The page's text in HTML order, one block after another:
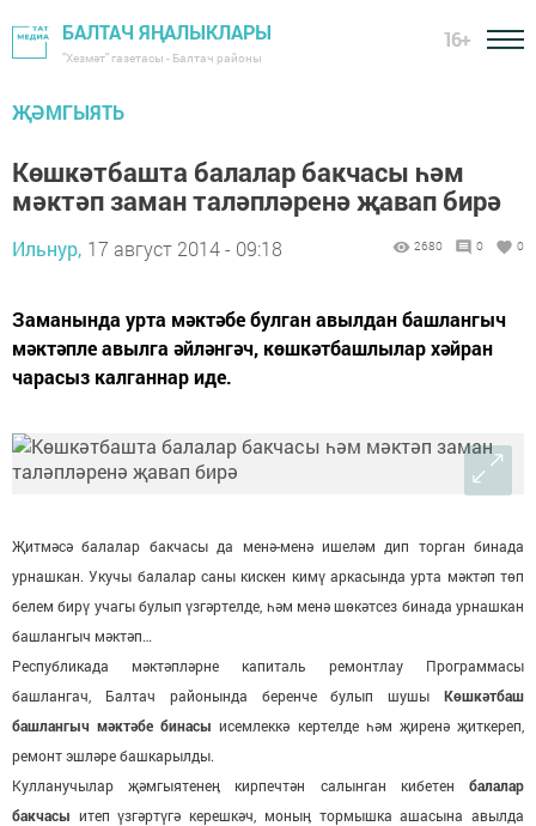
БАЛТАЧ ЯҢАЛЫКЛАРЫ
"Хезмәт" газетасы - Балтач районы
16+
ҖӘМГЫЯТЬ
Көшкәтбашта балалар бакчасы һәм
мәктәп заман таләпләренә җавап бирә
Ильнур, 17 август 2014 - 09:18 2680 0 0
Заманында урта мәктәбе булган авылдан башлангыч
мәктәпле авылга әйләнгәч, көшкәтбашлылар хәйран
чарасыз калганнар иде.
Җитмәсә балалар бакчасы да менә-менә ишеләм дип торган бинада
урнашкан. Укучы балалар саны кискен кимү аркасында урта мәктәп төп
белем бирү учагы булып үзгәртелде, һәм менә шөкәтсез бинада урнашкан
башлангыч мәктәп…
Республикада мәктәпләрне капиталь ремонтлау Программасы
башлангач, Балтач районында беренче булып шушы Көшкәтбаш
башлангыч мәктәбе бинасы исемлеккә кертелде һәм җиренә җиткереп,
ремонт эшләре башкарылды.
Кулланучылар җәмгыятенеӊ кирпечтән салынган кибетен балалар
бакчасы итеп үзгәртүгә керешкәч, моныӊ тормышка ашасына авылда